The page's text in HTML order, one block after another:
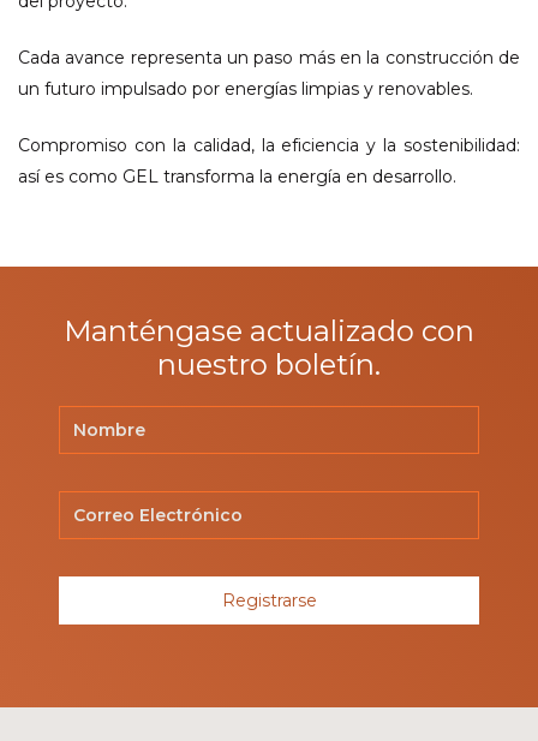
Cada avance representa un paso más en la construcción de
un futuro impulsado por energías limpias y renovables.
Compromiso con la calidad, la eficiencia y la sostenibilidad:
así es como GEL transforma la energía en desarrollo.
Manténgase actualizado con
nuestro boletín.
Registrarse